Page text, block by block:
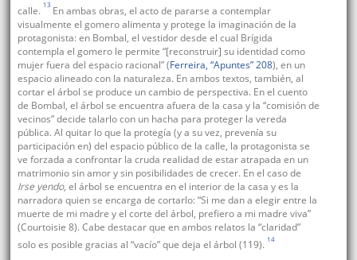
calle. 13 En ambas obras, el acto de pararse a contemplar
visualmente el gomero alimenta y protege la imaginación de la
protagonista: en Bombal, el vestidor desde el cual Brígida
contempla el gomero le permite “[reconstruir] su identidad como
mujer fuera del espacio racional” (Ferreira, “Apuntes” 208), en un
espacio alineado con la naturaleza. En ambos textos, también, al
cortar el árbol se produce un cambio de perspectiva. En el cuento
de Bombal, el árbol se encuentra afuera de la casa y la “comisión de
vecinos” decide talarlo con un hacha para proteger la vereda
pública. Al quitar lo que la protegía (y a su vez, prevenía su
participación en) del espacio público de la calle, la protagonista se
ve forzada a confrontar la cruda realidad de estar atrapada en un
matrimonio sin amor y sin posibilidades de crecer. En el caso de
Irse yendo, el árbol se encuentra en el interior de la casa y es la
narradora quien se encarga de cortarlo: “Si me dan a elegir entre la
muerte de mi madre y el corte del árbol, prefiero a mi madre viva”
(Courtoisie 8). Cabe destacar que en ambos relatos la “claridad”
solo es posible gracias al “vacío” que deja el árbol (119). 14